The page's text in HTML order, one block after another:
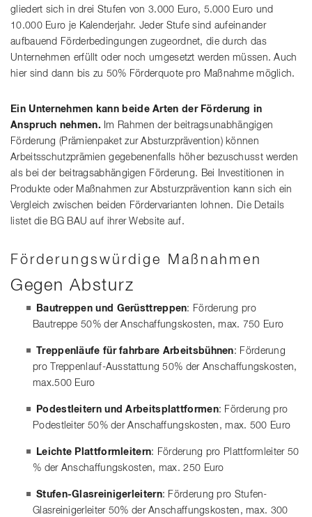
gliedert sich in drei Stufen von 3.000 Euro, 5.000 Euro und
10.000 Euro je Kalenderjahr. Jeder Stufe sind aufeinander
aufbauend Förderbedingungen zugeordnet, die durch das
Unternehmen erfüllt oder noch umgesetzt werden müssen. Auch
hier sind dann bis zu 50% Förderquote pro Maßnahme möglich.
Ein Unternehmen kann beide Arten der Förderung in
Anspruch nehmen. Im Rahmen der beitragsunabhängigen
Förderung (Prämienpaket zur Absturzprävention) können
Arbeitsschutzprämien gegebenenfalls höher bezuschusst werden
als bei der beitragsabhängigen Förderung. Bei Investitionen in
Produkte oder Maßnahmen zur Absturzprävention kann sich ein
Vergleich zwischen beiden Fördervarianten lohnen. Die Details
listet die BG BAU auf ihrer Website auf.
Förderungswürdige Maßnahmen
Gegen Absturz
Bautreppen und Gerüsttreppen: Förderung pro
Bautreppe 50% der Anschaffungskosten, max. 750 Euro
Treppenläufe für fahrbare Arbeitsbühnen: Förderung
pro Treppenlauf-Ausstattung 50% der Anschaffungskosten,
max.500 Euro
Podestleitern und Arbeitsplattformen: Förderung pro
Podestleiter 50% der Anschaffungskosten, max. 500 Euro
Leichte Plattformleitern: Förderung pro Plattformleiter 50
% der Anschaffungskosten, max. 250 Euro
Stufen-Glasreinigerleitern: Förderung pro Stufen-
Glasreinigerleiter 50% der Anschaffungskosten, max. 300